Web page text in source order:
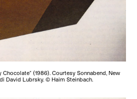
Chocolate" (1986). Courtesy Sonnabend, New
David Lubrsky. © Haim Steinbach.